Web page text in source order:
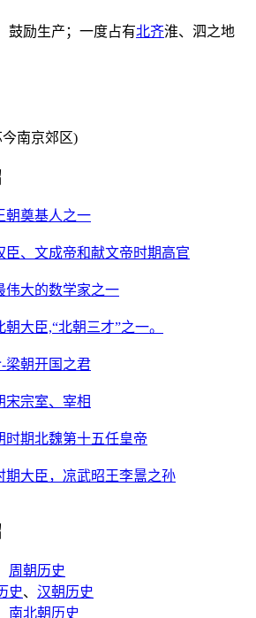
鼓励生产；一度占有北齐淮、泗之地
南京郊区)
朝奠基人之一
臣、文成帝和献文帝时期高官
伟大的数学家之一
大臣,“北朝三才”之一。
梁朝开国之君
宋宗室、宰相
时期北魏第十五任皇帝
期大臣，凉武昭王李暠之孙
周朝历史
史、 汉朝历史
南北朝历史